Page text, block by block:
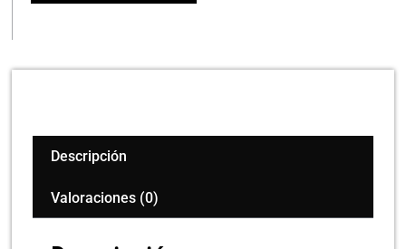
Descripción
Valoraciones (0)